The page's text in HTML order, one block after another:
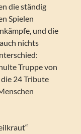
die ständig
Spielen
und die
nichts
Truppe von
24 Tribute